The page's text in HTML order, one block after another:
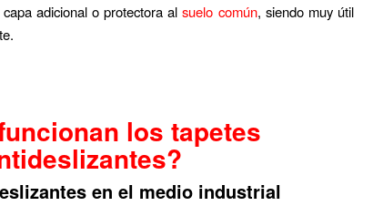
adicional o protectora alsuelo común, siendo muy útil
los tapetes
en el medio industrial